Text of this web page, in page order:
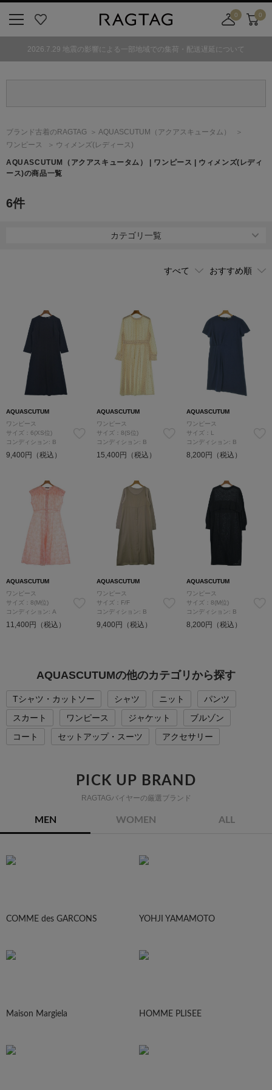
気
0
舗
カ
ト
0
2026.7.29 地震の影響による一部地域での集荷・配送遅延について
ブランド古着のRAGTAG AQUASCUTUM
（アクアスキュータム）
ワンピース
ウィメンズ(レディース)
AQUASCUTUM （アクアスキュータム）
| ワンピース | ウィメンズ(レディ
ース)の商品一覧
6件
カテゴリ一覧
AQUASCUTUM
ワンピース
サイズ：6(XS位)
コンディション: B
9,400円（税込）
AQUASCUTUM
ワンピース
サイズ：8(S位)
コンディション: B
15,400円（税込）
AQUASCUTUM
ワンピース
サイズ：L
コンディション: B
8,200円（税込）
AQUASCUTUM
ワンピース
サイズ：8(M位)
コンディション: A
11,400円（税込）
AQUASCUTUM
ワンピース
サイズ：F/F
コンディション: B
9,400円（税込）
AQUASCUTUM
ワンピース
サイズ：8(M位)
コンディション: B
8,200円（税込）
AQUASCUTUMの他のカテゴリから探す
Tシャツ・カットソー シャツ ニット
パンツ
スカート
ワンピース ジャケット
ブルゾン
コート
セットアップ・スーツ アクセサリー
PICK UP BRAND
RAGTAGバイヤーの厳選ブランド
MEN WOMEN ALL
COMME des GARCONS YOHJI YAMAMOTO
Maison Margiela HOMME PLISEE